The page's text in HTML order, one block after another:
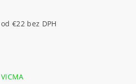
od €22 bez DPH
VICMA